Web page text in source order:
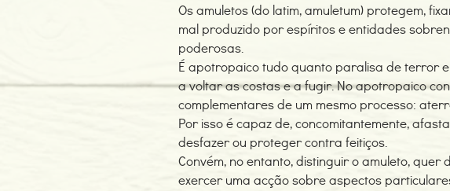
Os amuletos (do latim, amuletum) protegem,
mal produzido por espíritos e entidades
poderosas.
É apotropaico tudo quanto paralisa de terror
a voltar as costas e a fugir. No apotropaico
complementares de um mesmo processo:
Por isso é capaz de, concomitantemente,
desfazer ou proteger contra feitiços.
Convém, no entanto, distinguir o amuleto, quer
exercer uma acção sobre aspectos